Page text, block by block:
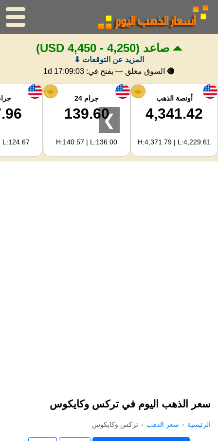
الرئيسية
سعر الذهب
اسعار الفضه
حاسبة الذهب
لمشرفي المواقع
صاعد (4,250 - 4,450 USD)
المزيد عن التوقعات ⬇
🔴 السوق مغلق — يفتح في: 1d 17:09:02
أونصة الذهب
4,341.42
H:4,371.79 | L:4,229.61
جرام 24
139.60
H:140.57 | L:136.00
L:124.67
❯
سعر الذهب اليوم في تركس وكايكوس
الرئيسية سعر الذهب تركس وكايكوس